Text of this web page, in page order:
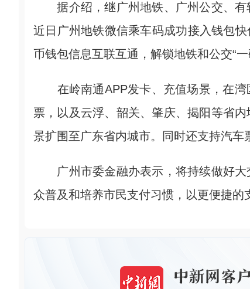
据介绍，继广州地铁、广州公交、有
近日广州地铁微信乘车码成功接入钱包
币钱包信息互联互通，解锁地铁和公交“
在岭南通APP发卡、充值场景，在湾
票，以及云浮、韶关、肇庆、揭阳等省
景扩围至广东省内城市。同时还支持汽车
广州市委金融办表示，将持续做好大
众普及和培养市民支付习惯，以更便捷